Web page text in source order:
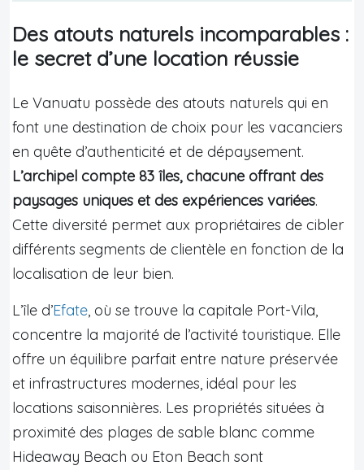
Des atouts naturels incomparables :
le secret d’une location réussie
Le Vanuatu possède des atouts naturels qui en
font une destination de choix pour les vacanciers
en quête d’authenticité et de dépaysement.
L’archipel compte 83 îles, chacune offrant des
paysages uniques et des expériences variées.
Cette diversité permet aux propriétaires de cibler
différents segments de clientèle en fonction de la
localisation de leur bien.
L’île d’Efate, où se trouve la capitale Port-Vila,
concentre la majorité de l’activité touristique. Elle
offre un équilibre parfait entre nature préservée
et infrastructures modernes, idéal pour les
locations saisonnières. Les propriétés situées à
proximité des plages de sable blanc comme
Hideaway Beach ou Eton Beach sont